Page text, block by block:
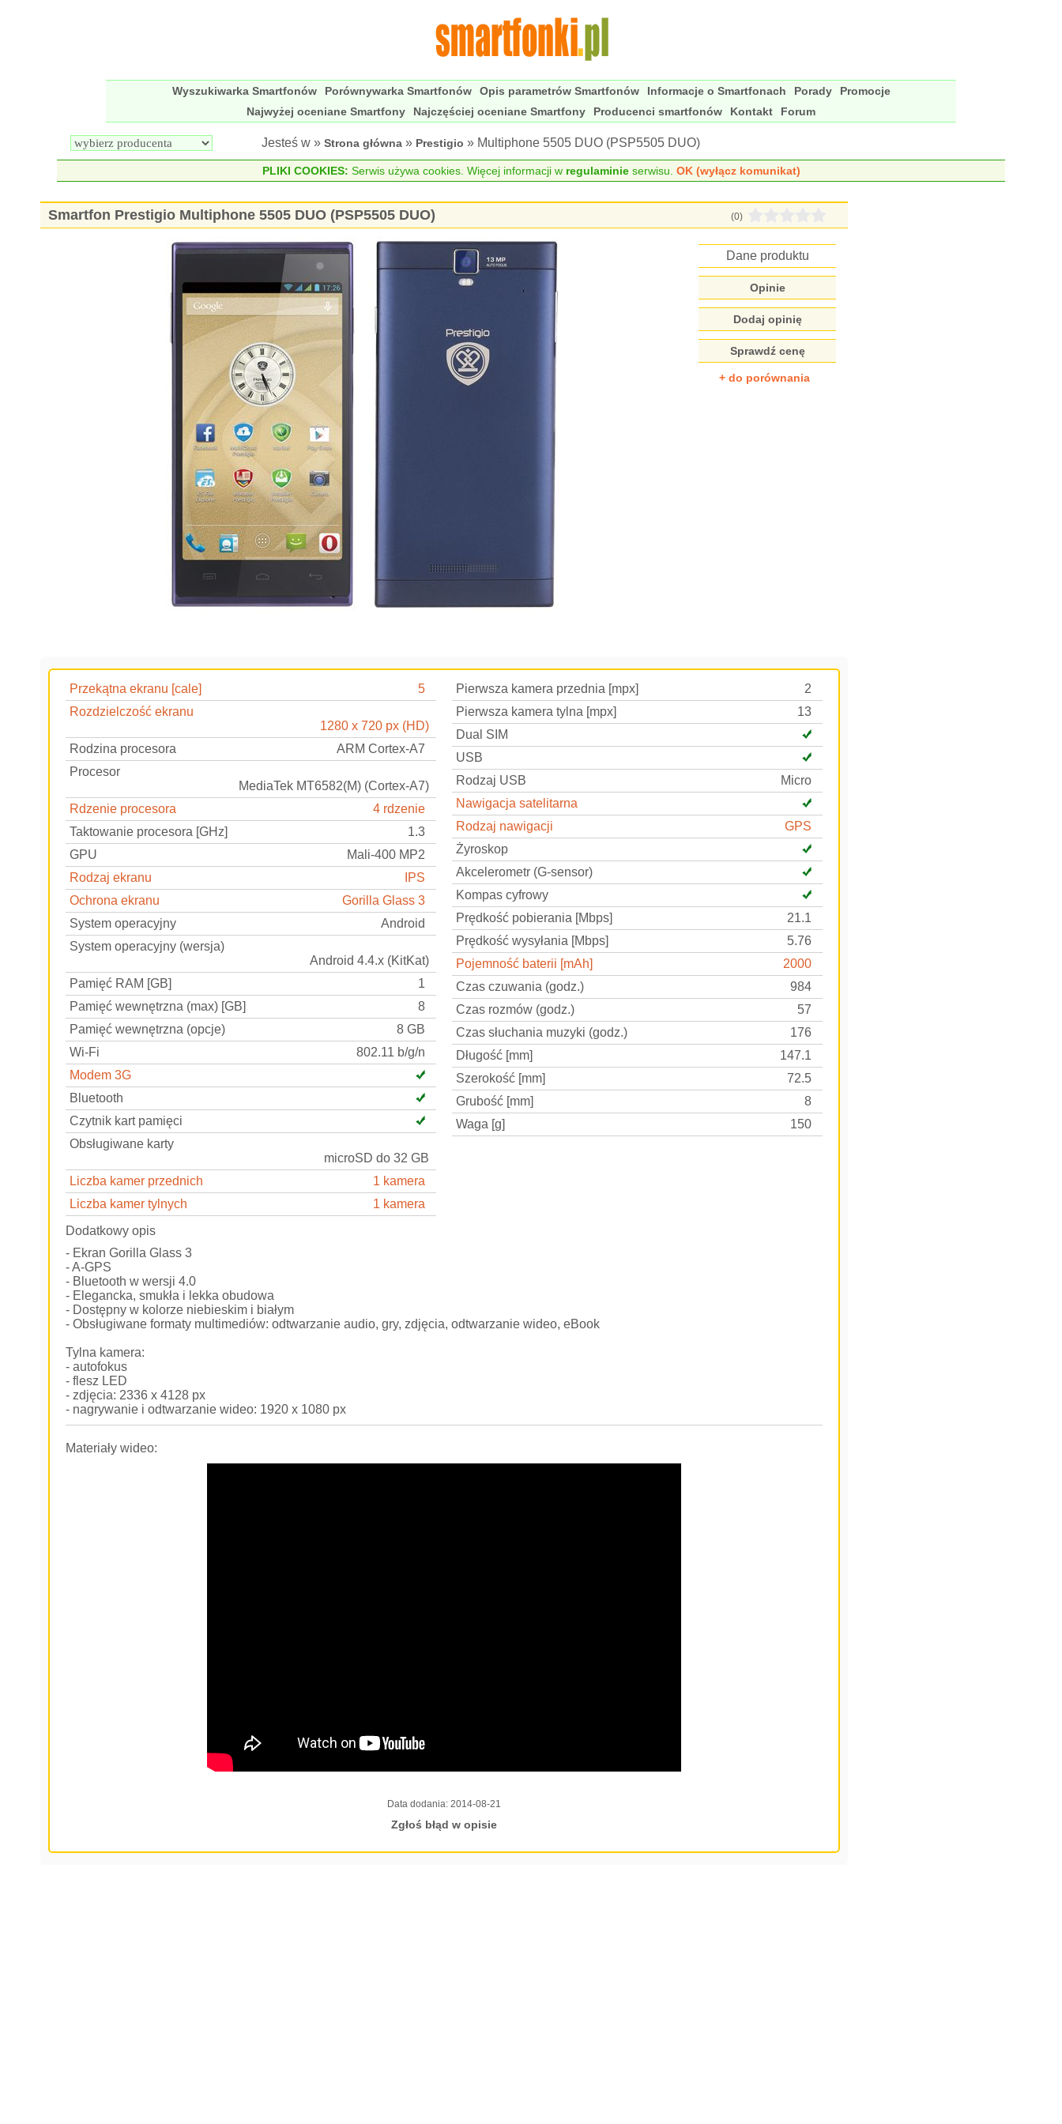
Wyszukiwarka Smartfonów Porównywarka Smartfonów Opis parametrów Smartfonów Informacje o Smartfonach Porady
Promocje
Najwyżej oceniane Smartfony
Najczęściej oceniane Smartfony Producenci smartfonów Kontakt Forum
Jesteś w » Strona główna » Prestigio » Multiphone 5505 DUO (PSP5505 DUO)
PLIKI COOKIES: Serwis używa cookies. Więcej informacji w regulaminieserwisu. OK (wyłącz komunikat)
Smartfon Prestigio Multiphone 5505 DUO (PSP5505 DUO) (0)
Dane produktu
Opinie
Dodaj opinię
Sprawdź cenę
+ do porównania
Przekątna ekranu [cale]
5
Rozdzielczość ekranu
1280 x 720 px (HD)
Rodzina procesora
ARM Cortex-A7
Procesor
MediaTek MT6582(M) (Cortex-A7)
Rdzenie procesora
4 rdzenie
Taktowanie procesora [GHz]
1.3
GPU
Mali-400 MP2
Rodzaj ekranu
IPS
Ochrona ekranu
Gorilla Glass 3
System operacyjny
Android
System operacyjny (wersja)
Android 4.4.x (KitKat)
Pamięć RAM [GB]
1
Pamięć wewnętrzna (max) [GB]
8
Pamięć wewnętrzna (opcje)
8 GB
Wi-Fi
802.11 b/g/n
Modem 3G
Bluetooth
Czytnik kart pamięci
Obsługiwane karty
microSD do 32 GB
Liczba kamer przednich
1 kamera
Liczba kamer tylnych
1 kamera
Pierwsza kamera przednia [mpx]
2
Pierwsza kamera tylna [mpx]
13
Dual SIM
USB
Rodzaj USB
Micro
Nawigacja satelitarna
Rodzaj nawigacji
GPS
Żyroskop
Akcelerometr (G-sensor)
Kompas cyfrowy
Prędkość pobierania [Mbps]
21.1
Prędkość wysyłania [Mbps]
5.76
Pojemność baterii [mAh]
2000
Czas czuwania (godz.)
984
Czas rozmów (godz.)
57
Czas słuchania muzyki (godz.)
176
Długość [mm]
147.1
Szerokość [mm]
72.5
Grubość [mm]
8
Waga [g]
150
Dodatkowy opis
- Ekran Gorilla Glass 3
- A-GPS
- Bluetooth w wersji 4.0
- Elegancka, smukła i lekka obudowa
- Dostępny w kolorze niebieskim i białym
- Obsługiwane formaty multimediów: odtwarzanie audio, gry, zdjęcia, odtwarzanie wideo, eBook
Tylna kamera:
- autofokus
- flesz LED
- zdjęcia: 2336 x 4128 px
- nagrywanie i odtwarzanie wideo: 1920 x 1080 px
Materiały wideo:
Data dodania: 2014-08-21
Zgłoś błąd w opisie